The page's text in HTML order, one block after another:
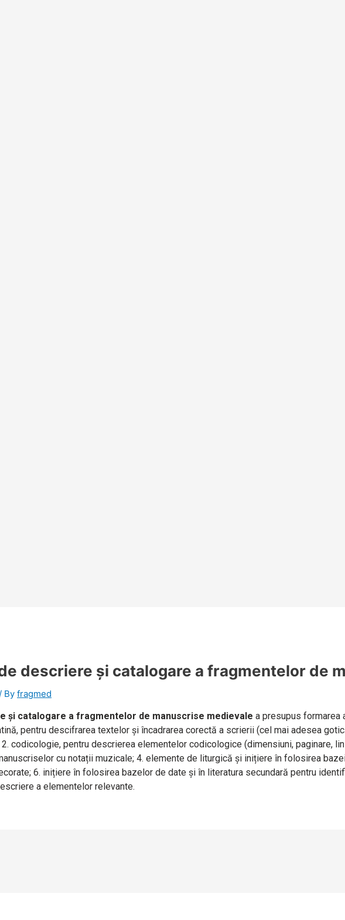
descriere și catalogare a fragmentelor de
/ By fragmed
și catalogare a fragmentelor de manuscrise medievale a presupus formarea
pentru descifrarea textelor și încadrarea corectă a scrierii (cel mai adesea
codicologie, pentru descrierea elementelor codicologice (dimensiuni, paginare,
cu notații muzicale; 4. elemente de liturgică și inițiere în folosirea
6. inițiere în folosirea bazelor de date și în literatura secundară pentru
a elementelor relevante.